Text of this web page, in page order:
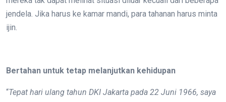
jendela. Jika harus ke kamar mandi, para tahanan harus minta
ijin.
Bertahan untuk tetap melanjutkan kehidupan
“Tepat hari ulang tahun DKI Jakarta pada 22 Juni 1966, saya